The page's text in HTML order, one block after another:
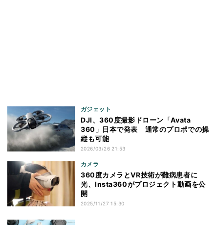
ガジェット
DJI、360度撮影ドローン「Avata
360」日本で発表 通常のプロポでの操
縦も可能
2026/03/26 21:53
カメラ
360度カメラとVR技術が難病患者に
光、Insta360がプロジェクト動画を公
開
2025/11/27 15:30